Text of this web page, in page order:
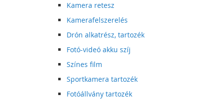
Kamera retesz
Kamerafelszerelés
Drón alkatrész, tartozék
Fotó-videó akku szíj
Színes film
Sportkamera tartozék
Fotóállvány tartozék